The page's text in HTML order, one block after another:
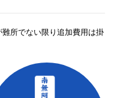
所でない限り追加費用は掛